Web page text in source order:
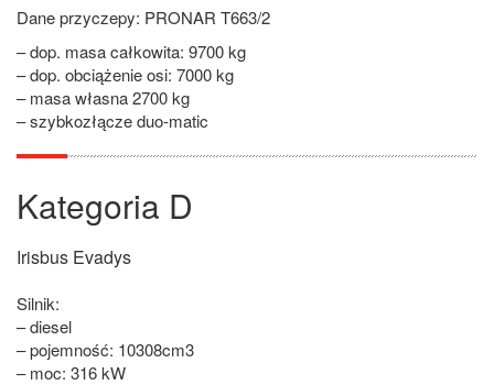
Dane przyczepy: PRONAR T663/2
– dop. masa całkowita: 9700 kg
– dop. obciążenie osi: 7000 kg
– masa własna 2700 kg
– szybkozłącze duo-matic
Kategoria D
Irisbus Evadys
Silnik:
– diesel
– pojemność: 10308cm3
– moc: 316 kW